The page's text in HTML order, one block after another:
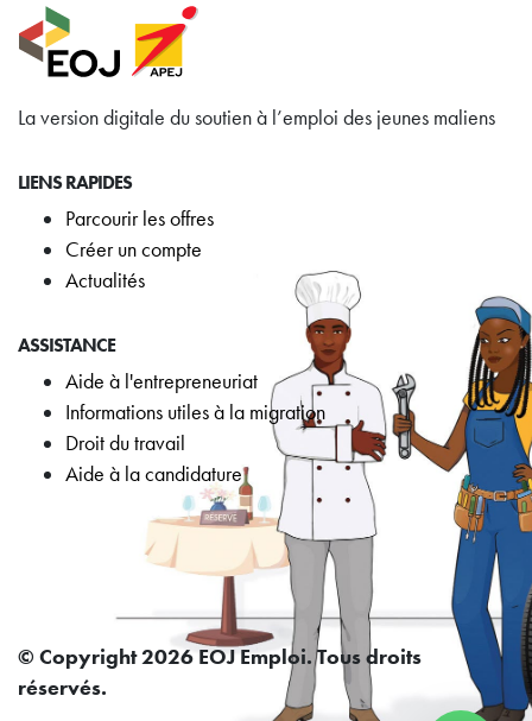
La version digitale du soutien à l’emploi des jeunes maliens
LIENS RAPIDES
Parcourir les offres
Créer un compte
Actualités
ASSISTANCE
Aide à l'entrepreneuriat
Informations utiles à la migration
Droit du travail
Aide à la candidature
© Copyright 2026 EOJ Emploi. Tous droits
réservés.